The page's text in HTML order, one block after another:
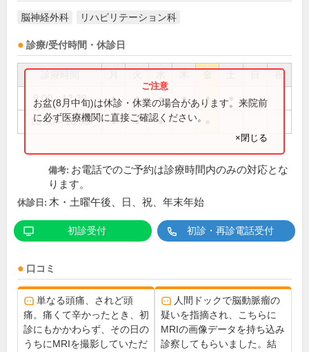
脳神経外科 リハビリテーション科
診療/受付時間・休診日
祝
9:00～12:30 ● ● ● ● ●
15:00～18:30 ● ● ●
お盆(8月中旬)は休診・休業の場合があります。来院前
に必ず医療機関に直接ご確認ください。
×閉じる
備考: お電話でのご予約は診療時間内のみの対応とな
ります。
休診日: 木・土曜午後、日、祝、年末年始
初診受付 初診・再診電話受付
口コミ
単なる頭痛、されど頭
痛。痛くて辛かったとき、初
診にもかかわらず、その日の
うちにMRIを撮影していただ
人間ドックで脳動脈瘤の
疑いを指摘され、こちらに
MRIの画像データを持ち込み
診察してもらいました。結